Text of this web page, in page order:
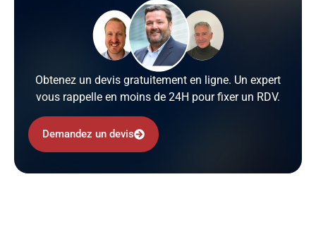
Obtenez un devis gratuitement en ligne. Un expert
vous rappelle en moins de 24H pour fixer un RDV.
Demandez un devis